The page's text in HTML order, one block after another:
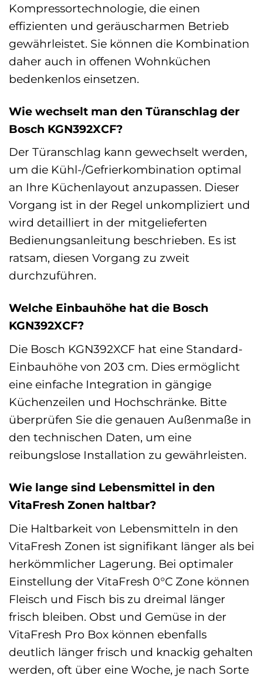
Kompressortechnologie, die einen
effizienten und geräuscharmen Betrieb
gewährleistet. Sie können die Kombination
daher auch in offenen Wohnküchen
bedenkenlos einsetzen.
Wie wechselt man den Türanschlag der
Bosch KGN392XCF?
Der Türanschlag kann gewechselt werden,
um die Kühl-/Gefrierkombination optimal
an Ihre Küchenlayout anzupassen. Dieser
Vorgang ist in der Regel unkompliziert und
wird detailliert in der mitgelieferten
Bedienungsanleitung beschrieben. Es ist
ratsam, diesen Vorgang zu zweit
durchzuführen.
Welche Einbauhöhe hat die Bosch
KGN392XCF?
Die Bosch KGN392XCF hat eine Standard-
Einbauhöhe von 203 cm. Dies ermöglicht
eine einfache Integration in gängige
Küchenzeilen und Hochschränke. Bitte
überprüfen Sie die genauen Außenmaße in
den technischen Daten, um eine
reibungslose Installation zu gewährleisten.
Wie lange sind Lebensmittel in den
VitaFresh Zonen haltbar?
Die Haltbarkeit von Lebensmitteln in den
VitaFresh Zonen ist signifikant länger als bei
herkömmlicher Lagerung. Bei optimaler
Einstellung der VitaFresh 0°C Zone können
Fleisch und Fisch bis zu dreimal länger
frisch bleiben. Obst und Gemüse in der
VitaFresh Pro Box können ebenfalls
deutlich länger frisch und knackig gehalten
werden, oft über eine Woche, je nach Sorte